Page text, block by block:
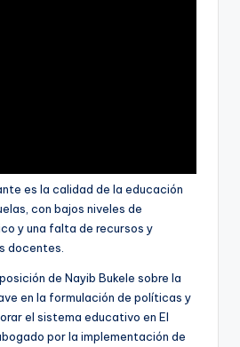
es la calidad de la educación
con bajos niveles de
y una falta de recursos y
docentes.
de Nayib Bukele sobre la
en la formulación de políticas y
el sistema educativo en El
por la implementación de